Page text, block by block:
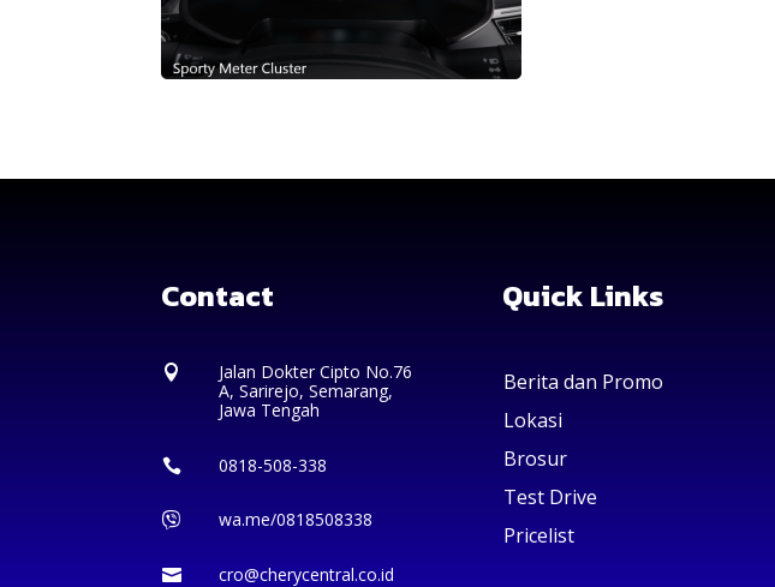
Contact

Jalan Dokter Cipto No.76
A, Sarirejo, Semarang,
Jawa Tengah
 0818-508-338
 wa.me/0818508338
 cro@cherycentral.co.id
Quick Links
Berita dan Promo
Lokasi
Brosur
Test Drive
Pricelist